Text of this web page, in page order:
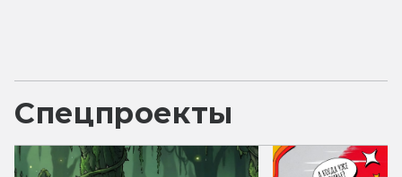
Спецпроекты